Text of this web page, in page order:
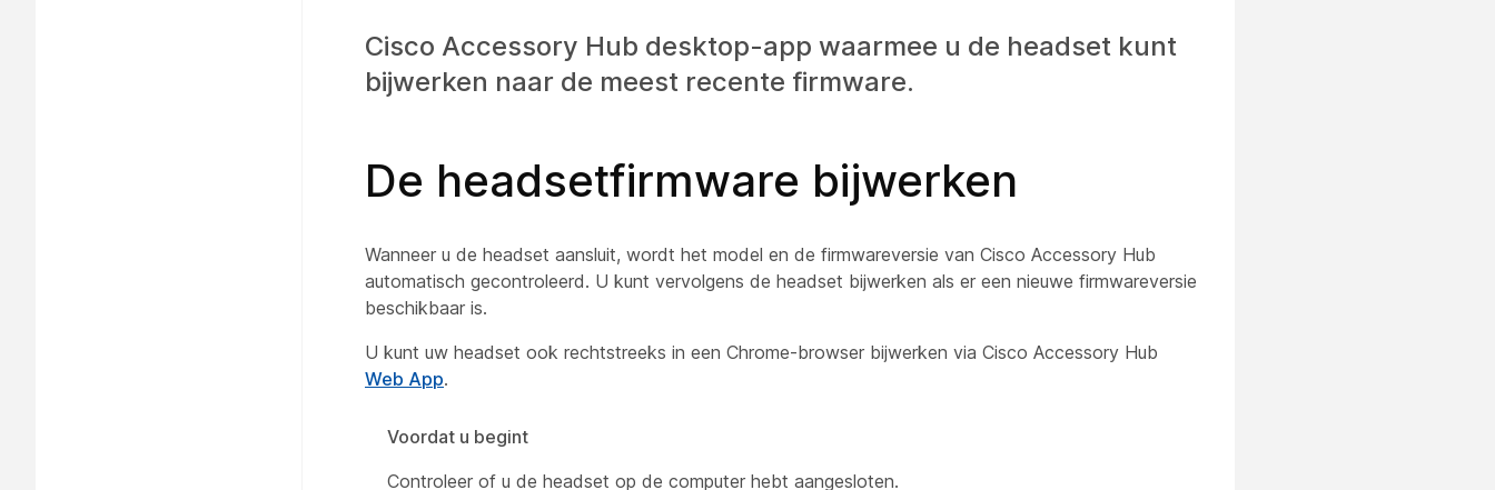
Cisco Accessory Hub desktop-app waarmee u de headset kunt
bijwerken naar de meest recente firmware.
De headsetfirmware bijwerken
Wanneer u de headset aansluit, wordt het model en de firmwareversie van Cisco Accessory Hub
automatisch gecontroleerd. U kunt vervolgens de headset bijwerken als er een nieuwe firmwareversie
beschikbaar is.
U kunt uw headset ook rechtstreeks in een Chrome-browser bijwerken via Cisco Accessory Hub
Web App.
Voordat u begint
Controleer of u de headset op de computer hebt aangesloten.